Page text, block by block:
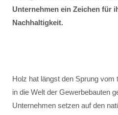
Unternehmen ein Zeichen für
Nachhaltigkeit.
Holz hat längst den Sprung vom
in die Welt der Gewerbebauten
Unternehmen setzen auf den